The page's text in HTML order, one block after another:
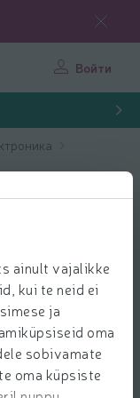
ainult vajalikke
kui te neid ei
ja
oma
sobivamate
oma küpsiste
Войти